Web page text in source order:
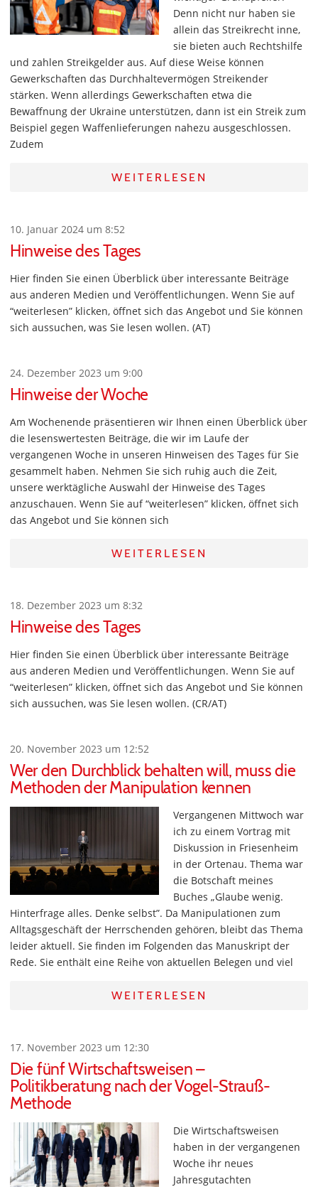
Denn nicht nur haben sie
allein das Streikrecht inne,
sie bieten auch Rechtshilfe
und zahlen Streikgelder aus. Auf diese Weise können
Gewerkschaften das Durchhaltevermögen Streikender
stärken. Wenn allerdings Gewerkschaften etwa die
Bewaffnung der Ukraine unterstützen, dann ist ein Streik zum
Beispiel gegen Waffenlieferungen nahezu ausgeschlossen.
Zudem
WEITERLESEN
10. Januar 2024 um 8:52
Hinweise des Tages
Hier finden Sie einen Überblick über interessante Beiträge
aus anderen Medien und Veröffentlichungen. Wenn Sie auf
“weiterlesen” klicken, öffnet sich das Angebot und Sie können
sich aussuchen, was Sie lesen wollen. (AT)
24. Dezember 2023 um 9:00
Hinweise der Woche
Am Wochenende präsentieren wir Ihnen einen Überblick über
die lesenswertesten Beiträge, die wir im Laufe der
vergangenen Woche in unseren Hinweisen des Tages für Sie
gesammelt haben. Nehmen Sie sich ruhig auch die Zeit,
unsere werktägliche Auswahl der Hinweise des Tages
anzuschauen. Wenn Sie auf “weiterlesen” klicken, öffnet sich
das Angebot und Sie können sich
WEITERLESEN
18. Dezember 2023 um 8:32
Hinweise des Tages
Hier finden Sie einen Überblick über interessante Beiträge
aus anderen Medien und Veröffentlichungen. Wenn Sie auf
“weiterlesen” klicken, öffnet sich das Angebot und Sie können
sich aussuchen, was Sie lesen wollen. (CR/AT)
20. November 2023 um 12:52
Wer den Durchblick behalten will, muss die
Methoden der Manipulation kennen
Vergangenen Mittwoch war
ich zu einem Vortrag mit
Diskussion in Friesenheim
in der Ortenau. Thema war
die Botschaft meines
Buches „Glaube wenig.
Hinterfrage alles. Denke selbst”. Da Manipulationen zum
Alltagsgeschäft der Herrschenden gehören, bleibt das Thema
leider aktuell. Sie finden im Folgenden das Manuskript der
Rede. Sie enthält eine Reihe von aktuellen Belegen und viel
WEITERLESEN
17. November 2023 um 12:30
Die fünf Wirtschaftsweisen –
Politikberatung nach der Vogel-Strauß-
Methode
Die Wirtschaftsweisen
haben in der vergangenen
Woche ihr neues
Jahresgutachten